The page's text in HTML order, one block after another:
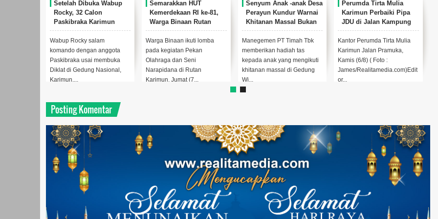
Dibuka Wabup
Jalani Karantina
Diklat
dengan anggota
usai membuka
Gedung Nasional,
Semarakkan HUT
Kemerdekaan RI ke-81,
Warga Binaan Rutan
Karimun Sangat
Antusias Ikuti Pekan
Olahraga dan Seni
Warga Binaan ikuti lomba
pada kegiatan Pekan
Olahraga dan Seni
Narapidana di Rutan
Senyum Anak -anak Desa
Perayun Kundur Warnai
Khitanan Massal Bukan
Bakti ke -50 PT Timah
Manegemen PT Timah Tbk
memberikan hadiah tas
kepada anak yang mengikuti
khitanan massal di Gedung
Wi...
Perumda Tirta Mulia
Karimun Perbaiki Pipa
JDU di Jalan Kampung
Harapan
Kantor Perumda Tirta Mulia
Karimun Jalan Pramuka,
Kamis (6/8) ( Foto :
James/Realitamedia.com)Edit
Bulan Bakti HUT ke-50
PT Timah di Kundur
Berhasil Kumpulkan
Kantong Darah
Kegiatan donor darah di
Gedung Wisma Kundur,
Perayun, Kabupaten
Provinsi Kepri, Selasa...
Posting Komentar